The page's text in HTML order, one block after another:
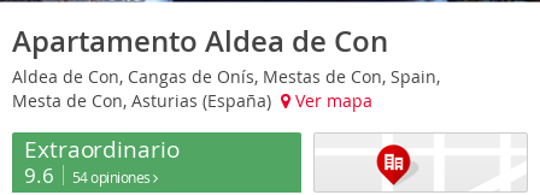
Apartamento Aldea de Con
Aldea de Con, Cangas de Onís, Mestas de Con, Spain,
Mesta de Con, Asturias (España)
Ver mapa
Extraordinario
9.6 54 opiniones